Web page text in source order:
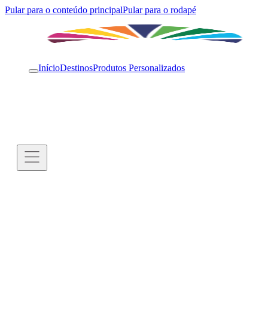
Pular para o conteúdo principalPular para o rodapé
InícioDestinosProdutos Personalizados